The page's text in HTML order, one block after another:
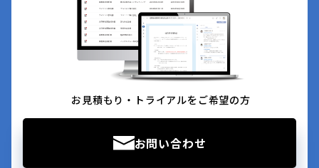
お見積もり・トライアルをご希望の方
お問い合わせ